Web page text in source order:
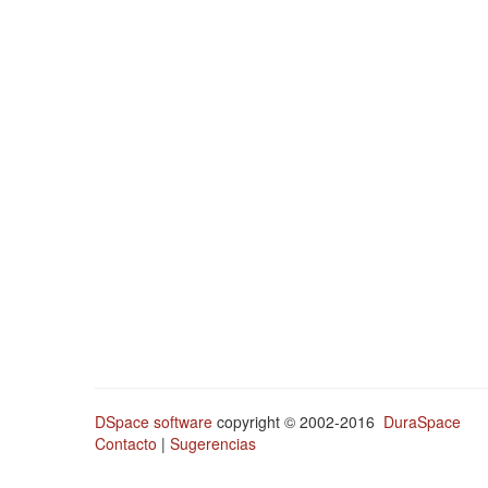
DSpace software copyright © 2002-2016 DuraSpace
Contacto | Sugerencias